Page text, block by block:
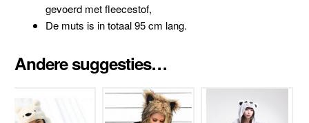
gevoerd met fleecestof,
De muts is in totaal 95 cm lang.
Andere suggesties…